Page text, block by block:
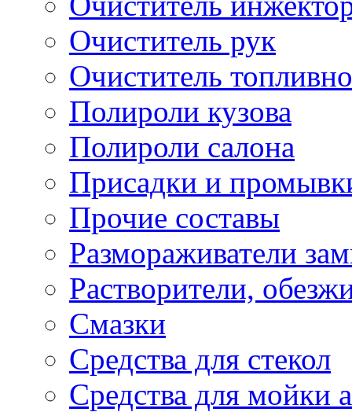
Очиститель рук
Очиститель
Полироли кузова
Полироли салона
Присадки и
Прочие составы
Размораживатели
Растворители,
Смазки
Средства для стекол
Средства для мойки